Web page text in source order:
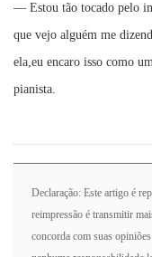
— Estou tão tocado pelo
que vejo alguém me
ela,eu encaro isso como
pianista.
Declaração: Este artigo é
reimpressão é transmitir
concorda com suas